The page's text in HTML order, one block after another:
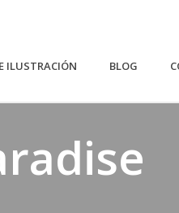
ILUSTRACIÓN BLOG